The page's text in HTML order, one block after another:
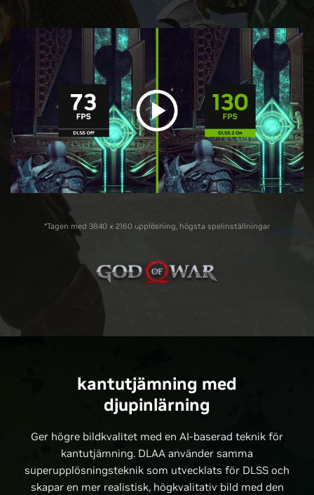
*Tagen med 3840 x 2160 upplösning, högsta spelinställningar
kantutjämning med
djupinlärning
Ger högre bildkvalitet med en AI-baserad teknik för
kantutjämning. DLAA använder samma
superupplösningsteknik som utvecklats för DLSS och
skapar en mer realistisk, högkvalitativ bild med den